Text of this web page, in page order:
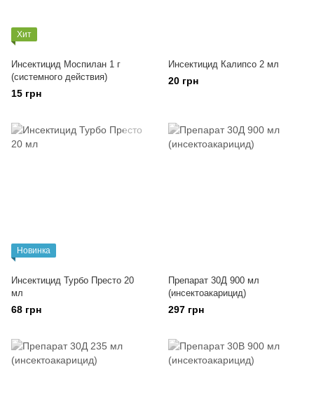
Хит
Инсектицид Моспилан 1 г
(системного действия)
15 грн
Инсектицид Калипсо 2 мл
20 грн
Новинка
Инсектицид Турбо Престо 20
мл
68 грн
Препарат 30Д 900 мл
(инсектоакарицид)
297 грн